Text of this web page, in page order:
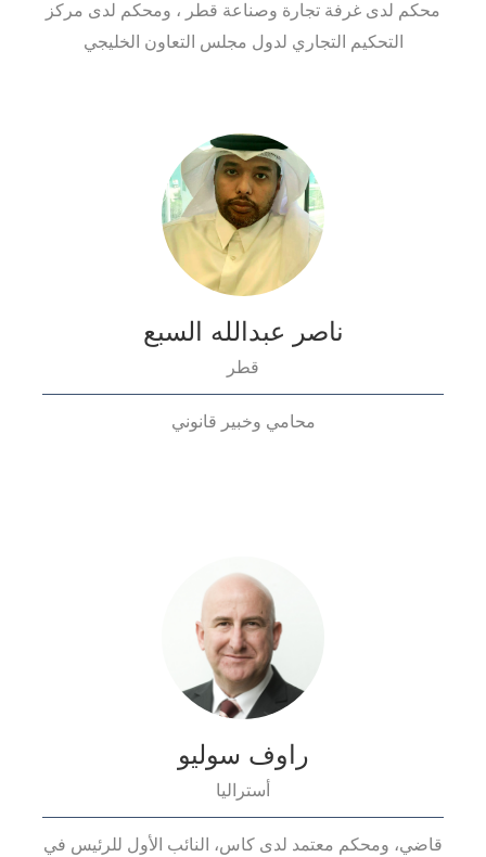
محكم لدى غرفة تجارة وصناعة قطر ، ومحكم لدى مركز
التحكيم التجاري لدول مجلس التعاون الخليجي
ناصر عبدالله السبع
قطر
محامي وخبير قانوني
راوف سوليو
أستراليا
قاضي، ومحكم معتمد لدى كاس، النائب الأول للرئيس في